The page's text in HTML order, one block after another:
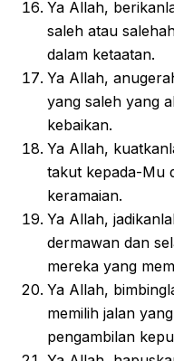
Ya Allah,
saleh atau
dalam ketaatan.
Ya Allah,
yang saleh yang
kebaikan.
Ya Allah,
takut kepada-Mu
keramaian.
Ya Allah,
dermawan dan
mereka yang
Ya Allah,
memilih jalan
pengambilan